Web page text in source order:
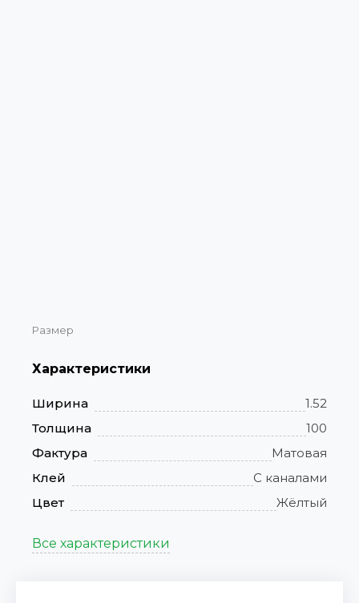
Размер
Характеристики
Ширина
1.52
Толщина
100
Фактура
Матовая
Клей
С каналами
Цвет
Жёлтый
Все характеристики